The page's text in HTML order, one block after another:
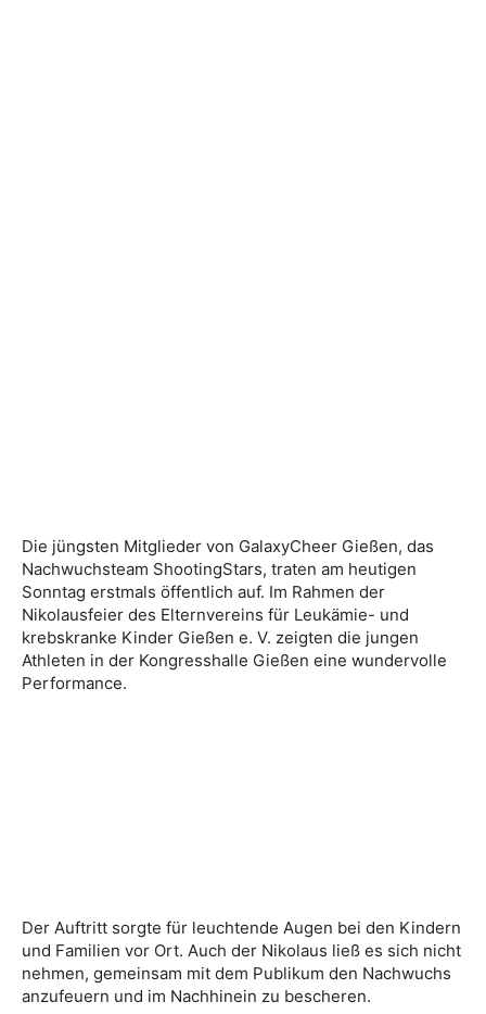
Die jüngsten Mitglieder von GalaxyCheer Gießen, das
Nachwuchsteam ShootingStars, traten am heutigen
Sonntag erstmals öffentlich auf. Im Rahmen der
Nikolausfeier des Elternvereins für Leukämie- und
krebskranke Kinder Gießen e. V. zeigten die jungen
Athleten in der Kongresshalle Gießen eine wundervolle
Performance.
Der Auftritt sorgte für leuchtende Augen bei den Kindern
und Familien vor Ort. Auch der Nikolaus ließ es sich nicht
nehmen, gemeinsam mit dem Publikum den Nachwuchs
anzufeuern und im Nachhinein zu bescheren.